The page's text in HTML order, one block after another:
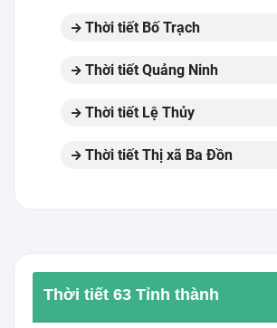
Thời tiết Bố Trạch
Thời tiết Quảng Ninh
Thời tiết Lệ Thủy
Thời tiết Thị xã Ba Đồn
Thời tiết 63 Tỉnh thành